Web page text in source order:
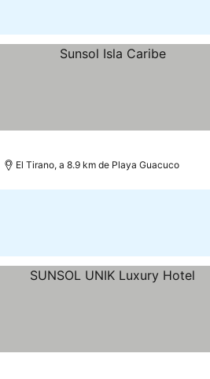
El Tirano, a 8.9 km de Playa Guacuco